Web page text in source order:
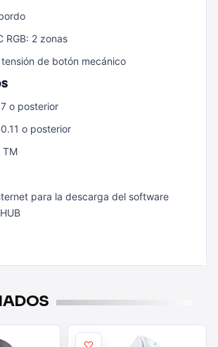
RGB: 2 zonas
de botón mecánico
o posterior
o posterior
TM
para la descarga del software